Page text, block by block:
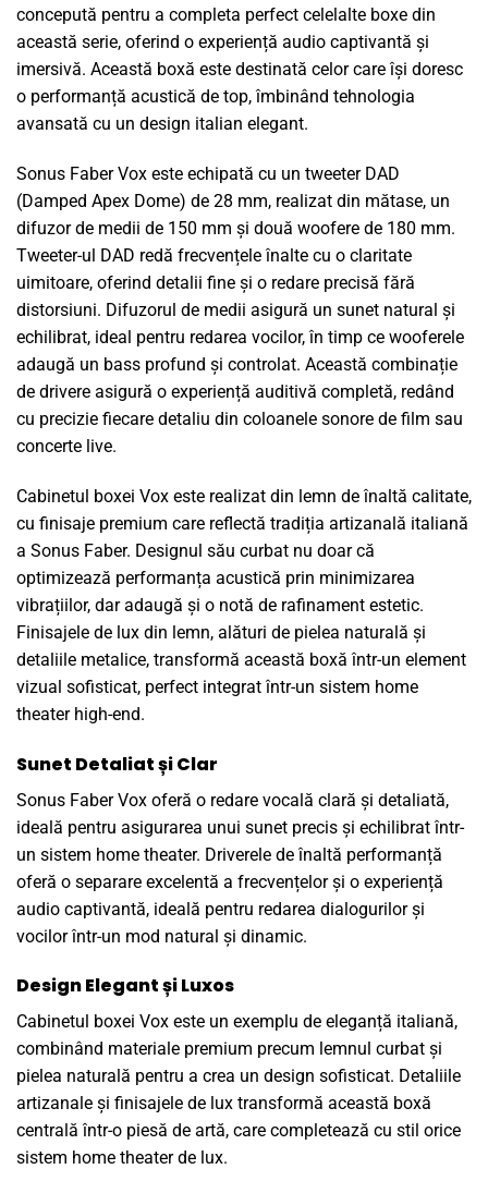
concepută pentru a completa perfect celelalte boxe din
această serie, oferind o experiență audio captivantă și
imersivă. Această boxă este destinată celor care își doresc
o performanță acustică de top, îmbinând tehnologia
avansată cu un design italian elegant.
Sonus Faber Vox este echipată cu un tweeter DAD
(Damped Apex Dome) de 28 mm, realizat din mătase, un
difuzor de medii de 150 mm și două woofere de 180 mm.
Tweeter-ul DAD redă frecvențele înalte cu o claritate
uimitoare, oferind detalii fine și o redare precisă fără
distorsiuni. Difuzorul de medii asigură un sunet natural și
echilibrat, ideal pentru redarea vocilor, în timp ce wooferele
adaugă un bass profund și controlat. Această combinație
de drivere asigură o experiență auditivă completă, redând
cu precizie fiecare detaliu din coloanele sonore de film sau
concerte live.
Cabinetul boxei Vox este realizat din lemn de înaltă calitate,
cu finisaje premium care reflectă tradiția artizanală italiană
a Sonus Faber. Designul său curbat nu doar că
optimizează performanța acustică prin minimizarea
vibrațiilor, dar adaugă și o notă de rafinament estetic.
Finisajele de lux din lemn, alături de pielea naturală și
detaliile metalice, transformă această boxă într-un element
vizual sofisticat, perfect integrat într-un sistem home
theater high-end.
Sunet Detaliat și Clar
Sonus Faber Vox oferă o redare vocală clară și detaliată,
ideală pentru asigurarea unui sunet precis și echilibrat într-
un sistem home theater. Driverele de înaltă performanță
oferă o separare excelentă a frecvențelor și o experiență
audio captivantă, ideală pentru redarea dialogurilor și
vocilor într-un mod natural și dinamic.
Design Elegant și Luxos
Cabinetul boxei Vox este un exemplu de eleganță italiană,
combinând materiale premium precum lemnul curbat și
pielea naturală pentru a crea un design sofisticat. Detaliile
artizanale și finisajele de lux transformă această boxă
centrală într-o piesă de artă, care completează cu stil orice
sistem home theater de lux.